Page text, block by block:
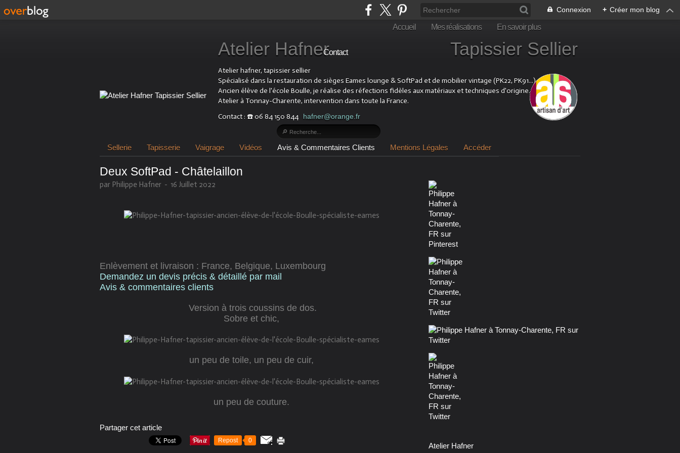
Connexion + Créer mon blog
Accueil Mes réalisations En savoir plus
Contact
Atelier Hafner Tapissier Sellier
Atelier hafner, tapissier sellier
Spécialisé dans la restauration de sièges Eames lounge & SoftPad et de mobilier vintage (PK22, PK91...).
Ancien élève de l'école Boulle, je réalise des réfections fidèles aux matériaux et techniques d'origine.
Atelier à Tonnay-Charente, intervention dans toute la France.
Contact : ☎️ 06 84 150 844 hafner@orange.fr
Sellerie Tapisserie Vaigrage Vidéos Avis & Commentaires Clients Mentions Légales Accéder
Deux SoftPad - Châtelaillon
par Philippe Hafner - 16 Juillet 2022
Enlèvement et livraison : France, Belgique, Luxembourg
Demandez un devis précis & détaillé par mail
Avis & commentaires clients
Version à trois coussins de dos.
Sobre et chic,
un peu de toile, un peu de cuir,
un peu de couture.
Partager cet article
Repost 0
Atelier Hafner